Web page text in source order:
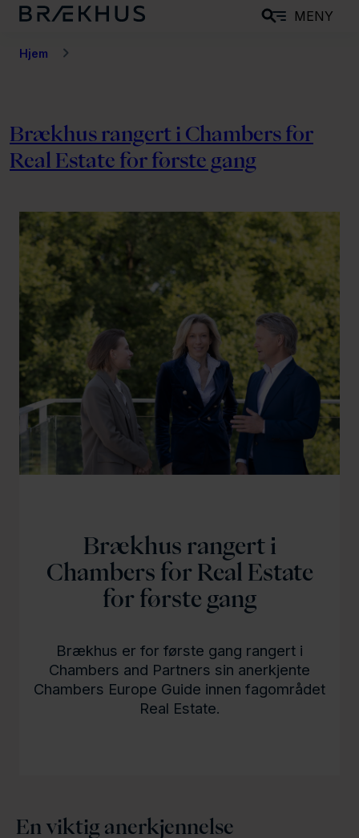
MENY
Hjem
Brækhus rangert i Chambers for
Real Estate for første gang
Brækhus rangert i
Chambers for Real Estate
for første gang
Brækhus er for første gang rangert i
Chambers and Partners sin anerkjente
Chambers Europe Guide innen fagområdet
Real Estate.
En viktig anerkjennelse